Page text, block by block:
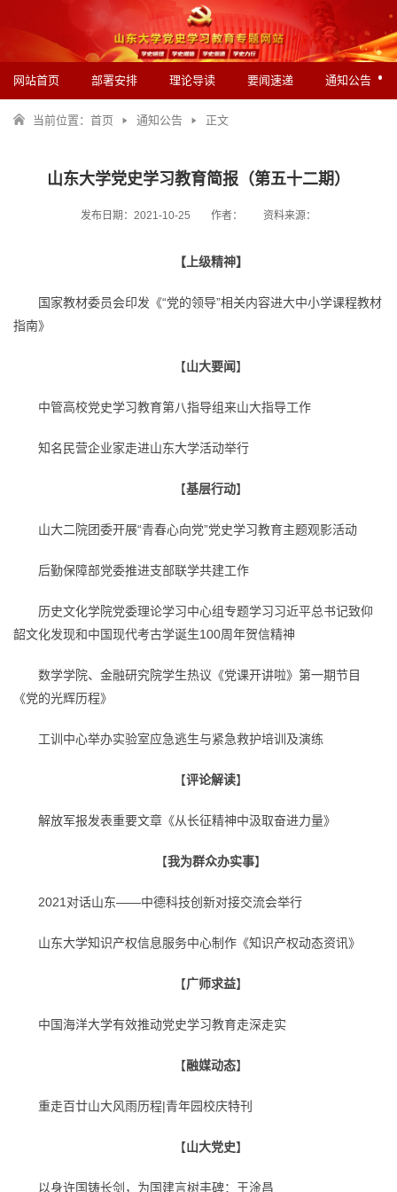
网站首页 部署安排 理论导读 要闻速递 通知公告
当前位置： 首页 通知公告 正文
山东大学党史学习教育简报（第五十二期）
发布日期：2021-10-25 作者： 资料来源：
【上级精神】
国家教材委员会印发《“党的领导”相关内容进大中小学课程教材
指南》
【山大要闻】
中管高校党史学习教育第八指导组来山大指导工作
知名民营企业家走进山东大学活动举行
【基层行动】
山大二院团委开展“青春心向党”党史学习教育主题观影活动
后勤保障部党委推进支部联学共建工作
历史文化学院党委理论学习中心组专题学习习近平总书记致仰
韶文化发现和中国现代考古学诞生100周年贺信精神
数学学院、金融研究院学生热议《党课开讲啦》第一期节目
《党的光辉历程》
工训中心举办实验室应急逃生与紧急救护培训及演练
【评论解读】
解放军报发表重要文章《从长征精神中汲取奋进力量》
【我为群众办实事】
2021对话山东——中德科技创新对接交流会举行
山东大学知识产权信息服务中心制作《知识产权动态资讯》
【广师求益】
中国海洋大学有效推动党史学习教育走深走实
【融媒动态】
重走百廿山大风雨历程|青年园校庆特刊
【山大党史】
以身许国铸长剑，为国建言树丰碑：王淦昌